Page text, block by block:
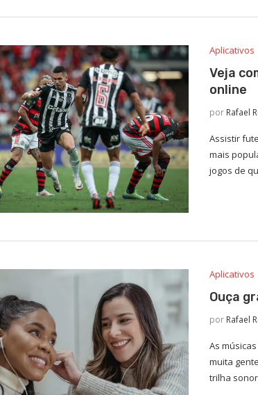
Aplicativos
Veja
online
por Rafael
Assistir
mais
jogos de
Aplicativos
Ouça
por Rafael
As
muita
trilha